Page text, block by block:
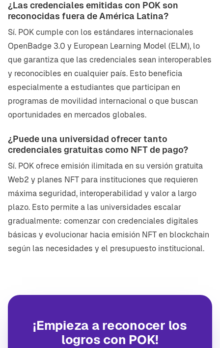
¿Las credenciales emitidas con POK son
reconocidas fuera de América Latina?
Sí. POK cumple con los estándares internacionales
OpenBadge 3.0 y European Learning Model (ELM), lo
que garantiza que las credenciales sean interoperables
y reconocibles en cualquier país. Esto beneficia
especialmente a estudiantes que participan en
programas de movilidad internacional o que buscan
oportunidades en mercados globales.
¿Puede una universidad ofrecer tanto
credenciales gratuitas como NFT de pago?
Sí. POK ofrece emisión ilimitada en su versión gratuita
Web2 y planes NFT para instituciones que requieren
máxima seguridad, interoperabilidad y valor a largo
plazo. Esto permite a las universidades escalar
gradualmente: comenzar con credenciales digitales
básicas y evolucionar hacia emisión NFT en blockchain
según las necesidades y el presupuesto institucional.
¡Empieza a reconocer los
logros con POK!